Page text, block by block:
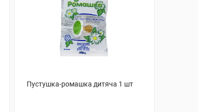
Пустушка-ромашка дитяча 1 шт